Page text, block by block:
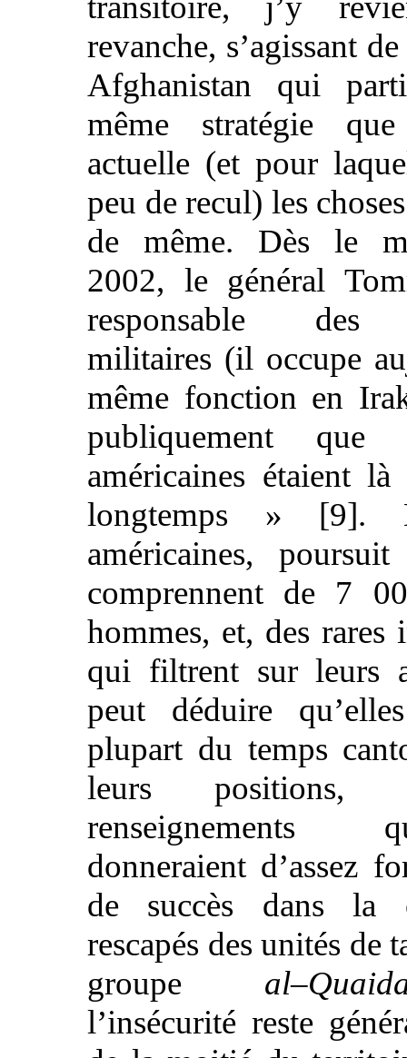
revanche, s’agissant
Afghanistan qui
même stratégie
actuelle (et pour
peu de recul) les
de même. Dès le
2002, le général
responsable des
militaires (il occupe
même fonction en
publiquement que
américaines étaient
longtemps » [9].
américaines,
comprennent de 7
hommes, et, des rares
qui filtrent sur leurs
peut déduire
plupart du temps
leurs positions,
donneraient d’assez
de succès dans la
rescapés des unités de
groupe
l’insécurité reste